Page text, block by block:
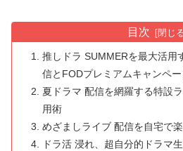
目次
推しドラ SUMMERを最大活用
信とFODプレミアムキャンペ
夏ドラマ 配信を網羅する特設
用術
めざましライブ 配信を自宅で
ドラ活 浸れ、超自分的ドラマ